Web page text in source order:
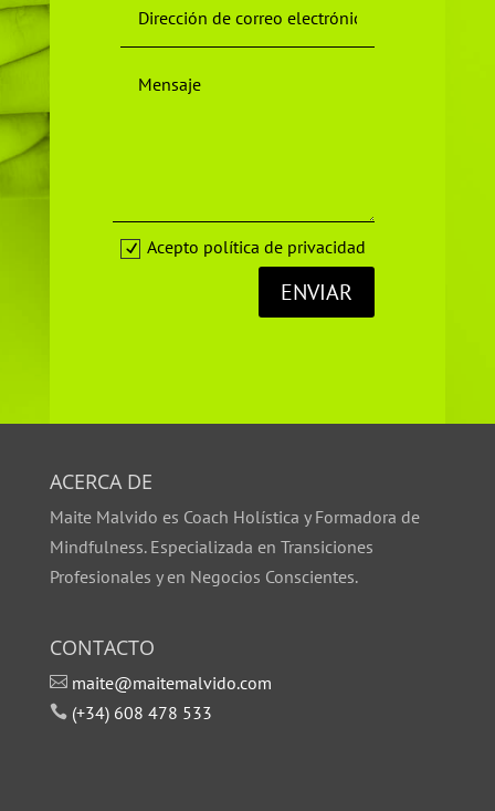
Acepto política de privacidad
ENVIAR
ACERCA DE
Maite Malvido es Coach Holística y Formadora de
Mindfulness. Especializada en Transiciones
Profesionales y en Negocios Conscientes.
CONTACTO
 maite@maitemalvido.com
 (+34) 608 478 533